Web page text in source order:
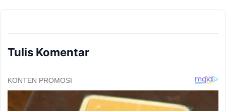
Tulis Komentar